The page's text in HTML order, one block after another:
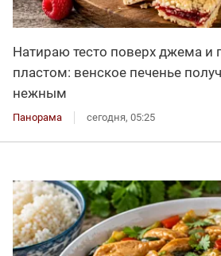
Натираю тесто поверх джема и
пластом: венское печенье
нежным
Панорама сегодня, 05:25